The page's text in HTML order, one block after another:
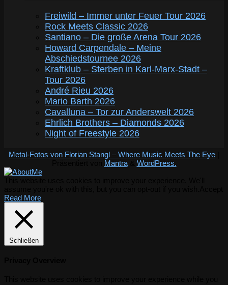
Freiwild – Immer unter Feuer Tour 2026
Rock Meets Classic 2026
Santiano – Die große Arena Tour 2026
Howard Carpendale – Meine
Abschiedstournee 2026
Kraftklub – Sterben in Karl-Marx-Stadt –
Tour 2026
André Rieu 2026
Mario Barth 2026
Cavalluna – Tor zur Anderswelt 2026
Ehrlich Brothers – Diamonds 2026
Night of Freestyle 2026
Metal-Fotos von Florian Stangl – Where Music Meets The Eye
Mantra& WordPress.
Read More
Schließen